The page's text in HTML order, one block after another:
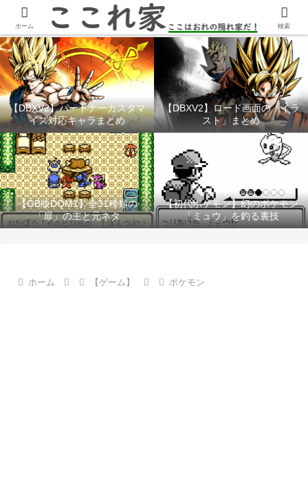
YouTubeチャンネル「ここれ家」
【DBXV2】パートナーカスタマ
イズ対応キャラまとめ
【DBXV2】ロード画面の「イラ
スト」まとめ
【GB版DQM1】全31種類の
「扉」の主と元ネタ
【初代ポケモン】幻のポケモン
「ミュウ」を釣る裏技
ホーム 【ゲーム】 ポケモン
ホーム 検索